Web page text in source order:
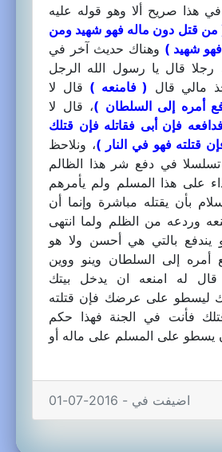
هذا صريح ألا وهو قوله عليه
من قتل دون ماله فهو شهيد ومن
شهيد ) وهناك حديث آخر في
قال يا رسول الله الرجل
مالي قال ( فامنعه ) قال لا
أمره إلى السلطان )، قال لا
فإن أبى فقاتله فإن قتلك
قتلته فهو في النار )، ونلاحظ
في دفع شر هذا الظالم
على هذا المسلم ولم يأمرهم
بأن يقتله مباشرة وإنما أن
وردعه من الظلم ولما انتهى
يندفع بالتي هي أحسن ولا هو
أمره إلى السلطان وينو ووين
قال له امنعه ان يدخل بيتك
ليسطو على عرضك فإن قتلته
فأنت في الجنة فهذا حكم
يسطو على المسلم على ماله أو
اضيفت في - 2016-07-01